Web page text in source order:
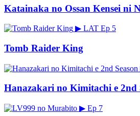
Katainaka no Ossan Kensei ni
▶ LAT Ep 5
Tomb Raider King
Hanazakari no Kimitachi e 2nd
▶ Ep 7